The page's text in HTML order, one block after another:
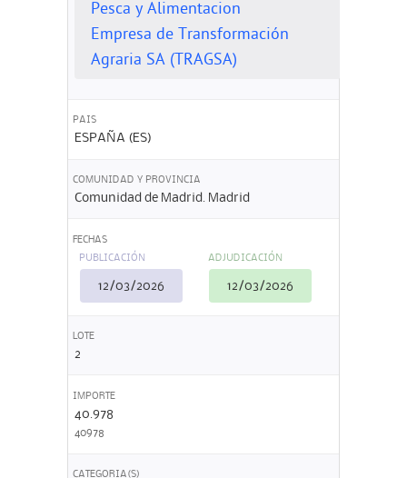
Pesca y Alimentacion
Empresa de Transformación
Agraria SA (TRAGSA)
PAIS
ESPAÑA (ES)
COMUNIDAD Y PROVINCIA
Comunidad de Madrid. Madrid
FECHAS
PUBLICACIÓN
12/03/2026
ADJUDICACIÓN
12/03/2026
LOTE
2
IMPORTE
40.978
40978
CATEGORIA(S)